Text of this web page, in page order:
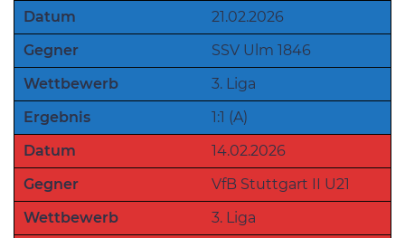
Datum
21.02.2026
Gegner
SSV Ulm 1846
Wettbewerb
3. Liga
Ergebnis
1:1 (A)
Datum
14.02.2026
Gegner
VfB Stuttgart II U21
Wettbewerb
3. Liga